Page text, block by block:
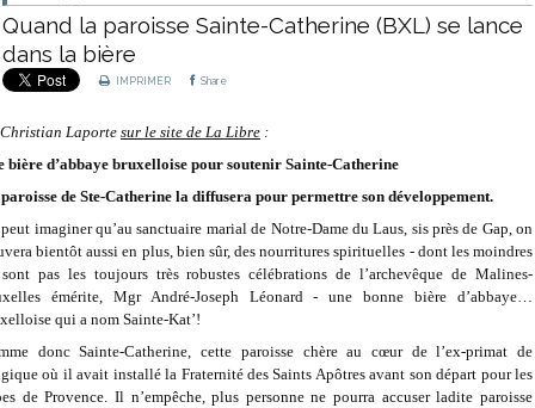
Quand la paroisse Sainte-Catherine (BXL) se lance
dans la bière
IMPRIMER Share
Laporte sur le site de La Libre :
bière d’abbaye bruxelloise pour soutenir Sainte-Catherine
de Ste-Catherine la diffusera pour permettre son développement.
imaginer qu’au sanctuaire marial de Notre-Dame du Laus, sis près de Gap, on
bientôt aussi en plus, bien sûr, des nourritures spirituelles - dont les moindres
pas les toujours très robustes célébrations de l’archevêque de Malines-
émérite, Mgr André-Joseph Léonard - une bonne bière d’abbaye…
qui a nom Sainte-Kat’!
donc Sainte-Catherine, cette paroisse chère au cœur de l’ex-primat de
où il avait installé la Fraternité des Saints Apôtres avant son départ pour les
de Provence. Il n’empêche, plus personne ne pourra accuser ladite paroisse